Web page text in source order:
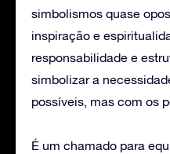
simbolismos quase
inspiração e
responsabilidade e
simbolizar a
possíveis, mas com os
É um chamado para